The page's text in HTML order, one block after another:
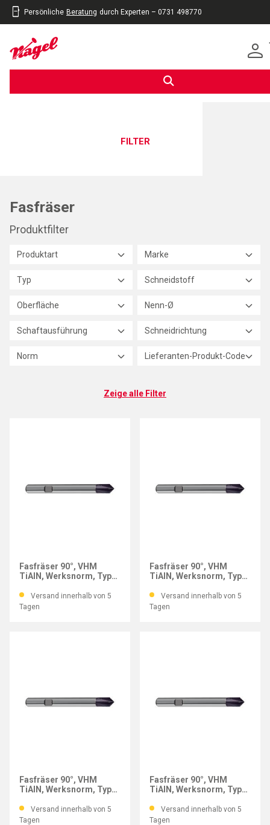
Persönliche Beratung durch Experten – 0731 498770
FILTER
Fasfräser
Produktfilter
Produktart Marke
Typ Schneidstoff
Oberfläche Nenn-Ø
Schaftausführung Schneidrichtung
Norm Lieferanten-Produkt-Code
Zeige alle Filter
Fasfräser 90°, VHM
TiAlN, Werksnorm, Typ
Versand innerhalb von 5
Tagen
Fasfräser 90°, VHM
TiAlN, Werksnorm, Typ
Versand innerhalb von 5
Tagen
Fasfräser 90°, VHM
TiAlN, Werksnorm, Typ
Versand innerhalb von 5
Tagen
Fasfräser 90°, VHM
TiAlN, Werksnorm, Typ
Versand innerhalb von 5
Tagen